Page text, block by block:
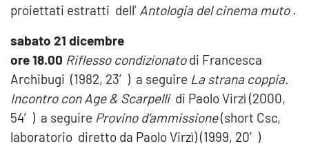
proiettati estratti dell’ Antologia del cinema muto.
sabato 21 dicembre
ore 18.00 Riflesso condizionatodi Francesca
Archibugi (1982, 23′) a seguire La strana coppia.
Incontro con Age & Scarpelli di Paolo Virzì (2000,
54′) a seguire Provino d’ammissione(short Csc,
laboratorio diretto da Paolo Virzì) (1999, 20′)